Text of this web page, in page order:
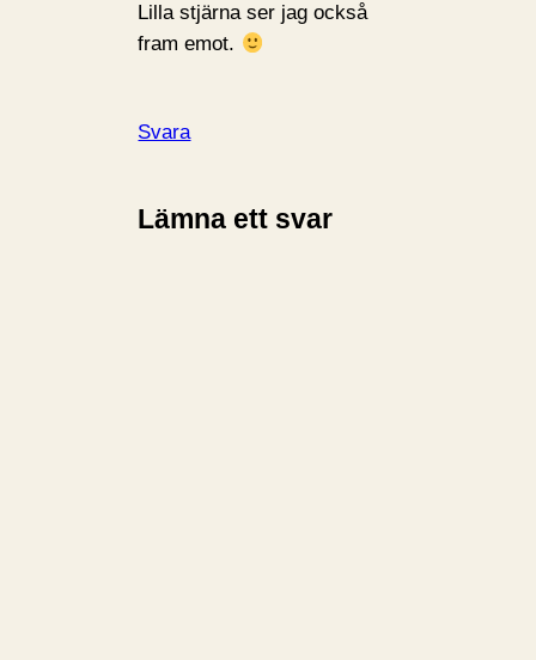
Lilla stjärna ser jag också
fram emot.
Svara
Lämna ett svar